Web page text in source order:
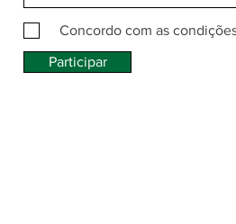
Concordo com as
Participar